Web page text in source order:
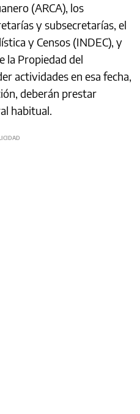
(ARCA), los
y subsecretarías, el
y Censos (INDEC), y
la Propiedad del
actividades en esa fecha,
deberán prestar
habitual.